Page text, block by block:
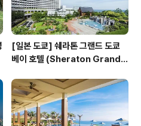
[일본 도쿄] 쉐라톤 그랜드 도쿄
베이 호텔 (Sheraton Grande